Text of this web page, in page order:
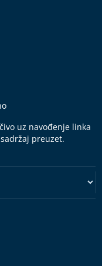
uz navođenje linka
preuzet.